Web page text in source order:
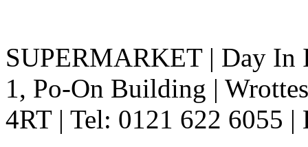
SUPERMARKET | Day In
1, Po-On Building |
4RT | Tel: 0121 622 6055 |